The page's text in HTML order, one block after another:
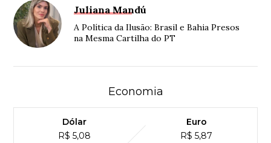
Juliana Mandú
A Política da Ilusão: Brasil e Bahia Presos
na Mesma Cartilha do PT
Economia
Dólar
R$ 5,08
Euro
R$ 5,87